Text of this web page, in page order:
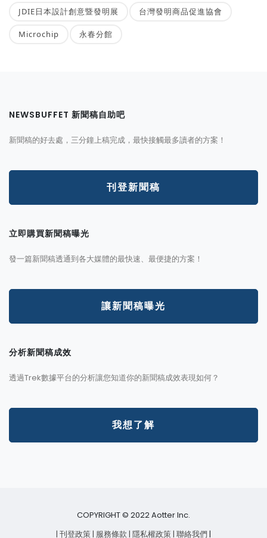
JDIE日本設計創意暨發明展 台灣發明商品促進協會
Microchip 永春分館
NEWSBUFFET 新聞稿自助吧
新聞稿的好去處，三分鐘上稿完成，最快接觸最多讀者的方案！
刊登新聞稿
立即購買新聞稿曝光
發一篇新聞稿透通到各大媒體的最快速、最便捷的方案！
讓新聞稿曝光
分析新聞稿成效
透過Trek數據平台的分析讓您知道你的新聞稿成效表現如何？
我想了解
COPYRIGHT © 2022 Aotter Inc.
| 刊登政策| 服務條款| 隱私權政策| 聯絡我們 |